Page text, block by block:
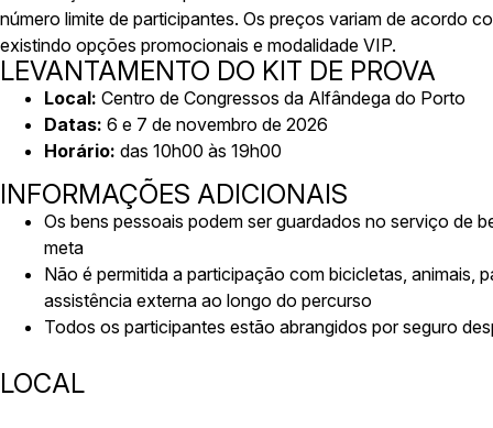
número limite de participantes. Os preços variam de acordo
existindo opções promocionais e modalidade VIP.
LEVANTAMENTO DO KIT DE PROVA
Local: Centro de Congressos da Alfândega do Porto
Datas: 6 e 7 de novembro de 2026
Horário: das 10h00 às 19h00
INFORMAÇÕES ADICIONAIS
Os bens pessoais podem ser guardados no serviço de
meta
Não é permitida a participação com bicicletas, animais,
assistência externa ao longo do percurso
Todos os participantes estão abrangidos por seguro
LOCAL